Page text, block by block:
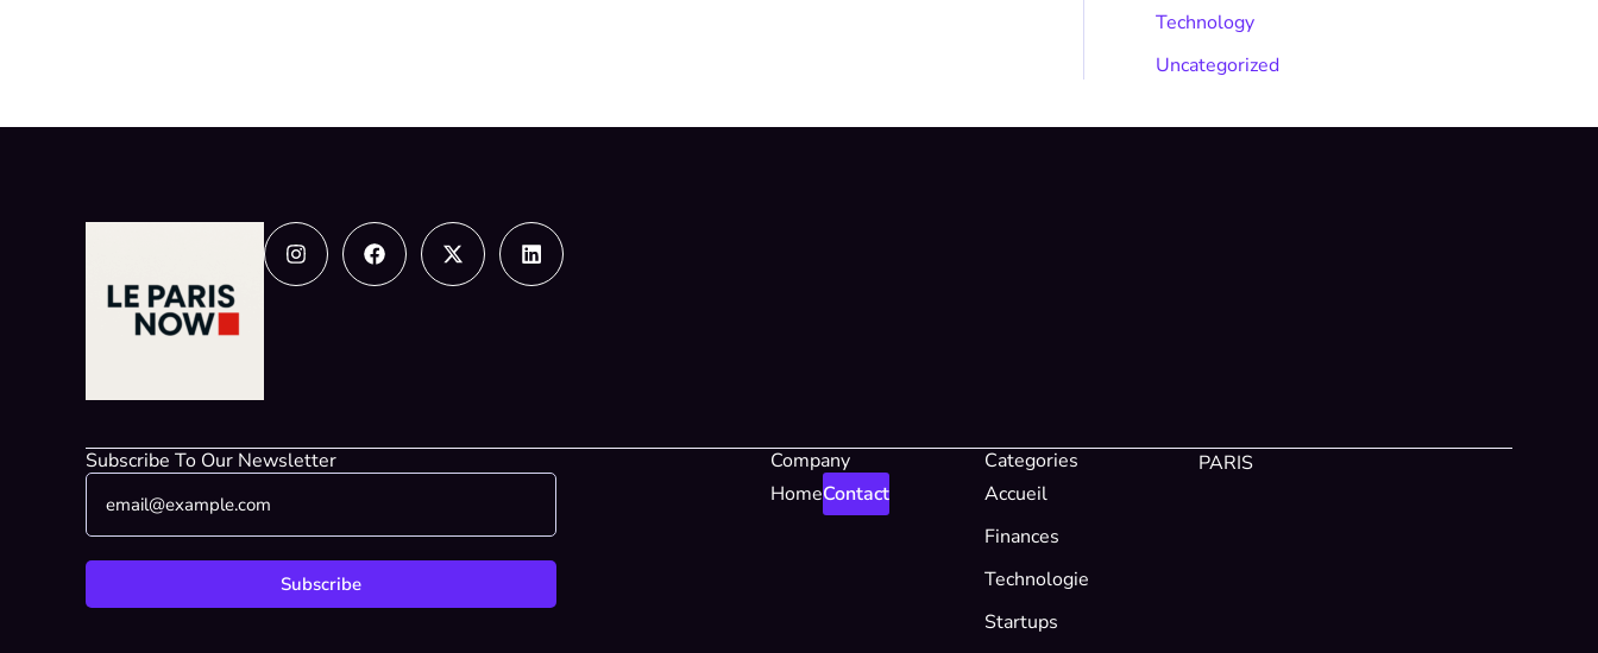
Technology
Uncategorized
InstagramFacebookX-
twitter
Linkedin
Subscribe To Our Newsletter
E
a
i
*
E
a
*
Subscribe
Company
HomeContact
Categories
Accueil
Finances
Technologie
Startups
PARIS